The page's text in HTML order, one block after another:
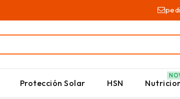
Protección Solar HSN